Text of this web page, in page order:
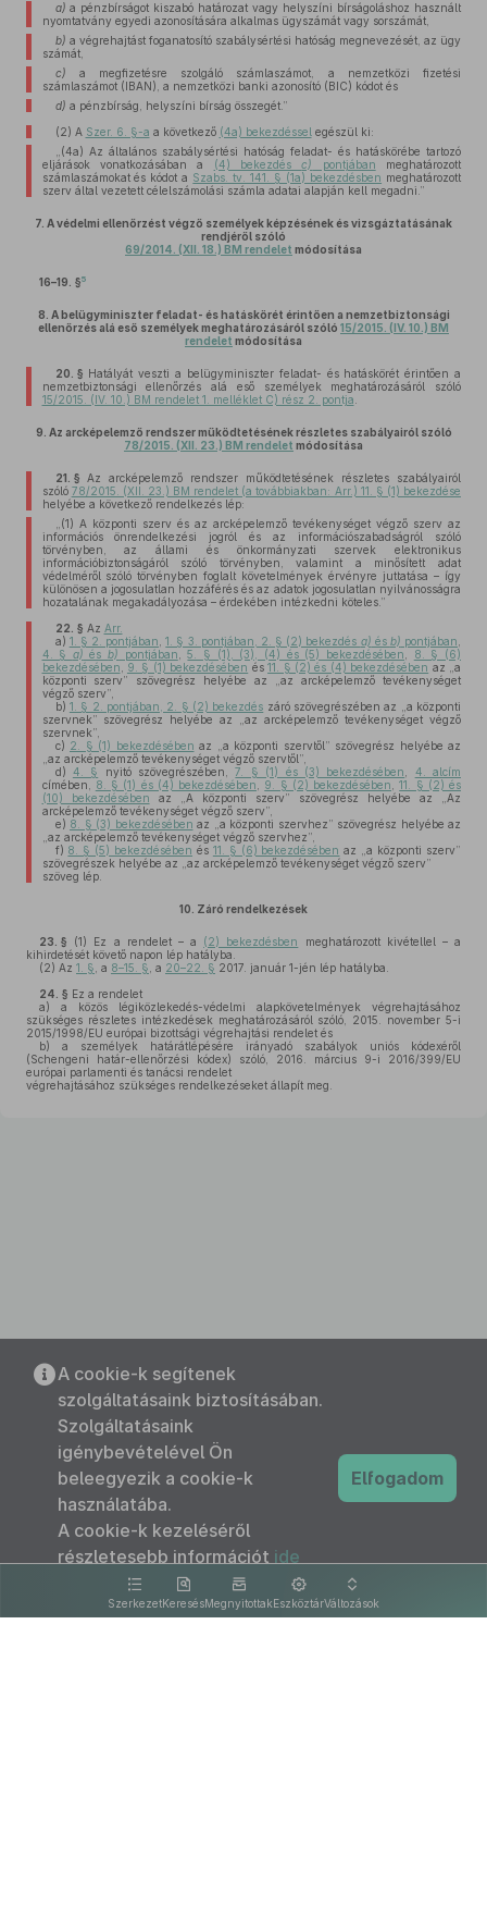
a) a pénzbírságot kiszabó határozat vagy helyszíni bírságoláshoz használt
nyomtatvány egyedi azonosítására alkalmas ügyszámát vagy sorszámát,
b) a végrehajtást foganatosító szabálysértési hatóság megnevezését, az ügy
számát,
c) a megfizetésre szolgáló számlaszámot, a nemzetközi fizetési
számlaszámot (IBAN), a nemzetközi banki azonosító (BIC) kódot és
d) a pénzbírság, helyszíni bírság összegét.”
(2) A Szer. 6. §-a a következő (4a) bekezdéssel egészül ki:
„(4a) Az általános szabálysértési hatóság feladat- és hatáskörébe tartozó
eljárások vonatkozásában a
(4) bekezdésc) pontjában meghatározott
számlaszámokat és kódot a Szabs. tv. 141. § (1a) bekezdésben meghatározott
szerv által vezetett célelszámolási számla adatai alapján kell megadni.”
7. A védelmi ellenőrzést végző személyek képzésének és vizsgáztatásának
rendjéről szóló
69/2014. (XII. 18.) BM rendelet módosítása
16–19. §5
8. A belügyminiszter feladat- és hatáskörét érintően a nemzetbiztonsági
ellenőrzés alá eső személyek meghatározásáról szóló 15/2015. (IV. 10.) BM
rendelet módosítása
20. § Hatályát veszti a belügyminiszter feladat- és hatáskörét érintően a
nemzetbiztonsági ellenőrzés alá eső személyek meghatározásáról szóló
15/2015. (IV. 10.) BM rendelet 1. melléklet C) rész 2. pontja
9. Az arcképelemző rendszer működtetésének részletes szabályairól szóló
78/2015. (XII. 23.) BM rendelet módosítása
21. § Az arcképelemző rendszer működtetésének részletes szabályairól
szóló 78/2015. (XII. 23.) BM rendelet (a továbbiakban: Arr.) 11. § (1) bekezdése
helyébe a következő rendelkezés lép:
„(1) A központi szerv és az arcképelemző tevékenységet végző szerv az
információs önrendelkezési jogról és az információszabadságról szóló
törvényben, az állami és önkormányzati szervek elektronikus
információbiztonságáról szóló törvényben, valamint a minősített adat
védelméről szóló törvényben foglalt követelmények érvényre juttatása – így
különösen a jogosulatlan hozzáférés és az adatok jogosulatlan nyilvánosságra
hozatalának megakadályozása – érdekében intézkedni köteles.”
22. § Az Arr.
a) 1. § 2. pontjában ,1. § 3. pontjában, 2. § (2) bekezdés a) és b) pontjában
4. § a) ésb) pontjában ,5. § (1), (3), (4) és (5) bekezdésében
8. § (6)
bekezdésében
9. § (1) bekezdésében és11. § (2) és (4) bekezdésében az „a
központi szerv” szövegrész helyébe az „az arcképelemző tevékenységet
végző szerv”,
b) 1. § 2. pontjában, 2. § (2) bekezdés záró szövegrészében az „a központi
szervnek” szövegrész helyébe az „az arcképelemző tevékenységet végző
szervnek”,
c) 2. § (1) bekezdésében az „a központi szervtől” szövegrész helyébe az
„az arcképelemző tevékenységet végző szervtől”,
d) 4. § nyitó szövegrészében,7. § (1) és (3) bekezdésében
4. alcím
címében,
8. § (1) és (4) bekezdésében 9. § (2) bekezdésében ,11. § (2) és
(10) bekezdésében az „A központi szerv” szövegrész helyébe az „Az
arcképelemző tevékenységet végző szerv”,
e) 8. § (3) bekezdésében az „a központi szervhez” szövegrész helyébe az
„az arcképelemző tevékenységet végző szervhez”,
f) 8. § (5) bekezdésében és 11. § (6) bekezdésében az „a központi szerv”
szövegrészek helyébe az „az arcképelemző tevékenységet végző szerv”
szöveg lép.
10. Záró rendelkezések
23. § (1) Ez a rendelet – a (2) bekezdésben
meghatározott kivétellel – a
kihirdetését követő napon lép hatályba.
(2) Az 1. § , a 8–15. § , a 20–22. § 2017. január 1-jén lép hatályba.
24. § Ez a rendelet
a) a közös légiközlekedés-védelmi alapkövetelmények végrehajtásához
szükséges részletes intézkedések meghatározásáról szóló, 2015. november 5-i
2015/1998/EU európai bizottsági végrehajtási rendelet és
b) a személyek határátlépésére irányadó szabályok uniós kódexéről
(Schengeni határ-ellenőrzési kódex) szóló, 2016. március 9-i 2016/399/EU
európai parlamenti és tanácsi rendelet
végrehajtásához szükséges rendelkezéseket állapít meg.
SzerkezetKeresésMegnyitottakEszköztárVáltozások
A cookie-k segítenek
szolgáltatásaink biztosításában.
Szolgáltatásaink
igénybevételével Ön
beleegyezik a cookie-k
használatába.
A cookie-k kezeléséről
részletesebb információt ide
kattintva olvashat.
Elfogadom